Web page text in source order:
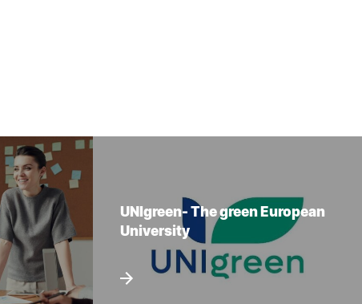
UNIgreen- The green European
University